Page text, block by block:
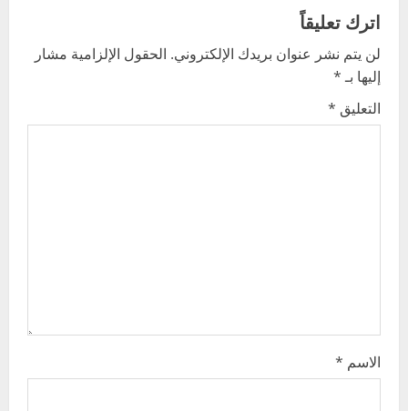
v
i
g
اترك تعليقاً
لن يتم نشر عنوان بريدك الإلكتروني. الحقول الإلزامية مشار
إليها بـ*
التعليق *
الاسم *